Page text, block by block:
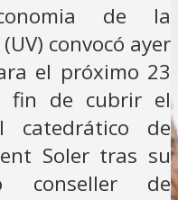
de la
convocó ayer
el próximo 23
fin de cubrir el
catedrático de
Soler tras su
conseller de